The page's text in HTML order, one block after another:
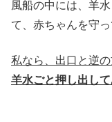
風船の中には、羊
て、赤ちゃんを守っ
私なら、出口と逆
羊水ごと押し出し